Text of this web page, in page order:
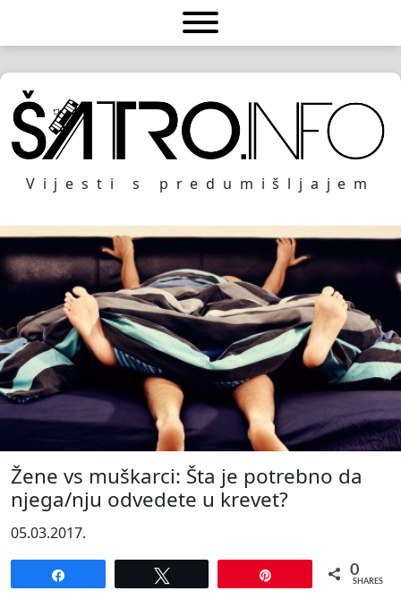
Vijesti s predumišljajem
Žene vs muškarci: Šta je potrebno da
njega/nju odvedete u krevet?
05.03.2017.
0
SHARES